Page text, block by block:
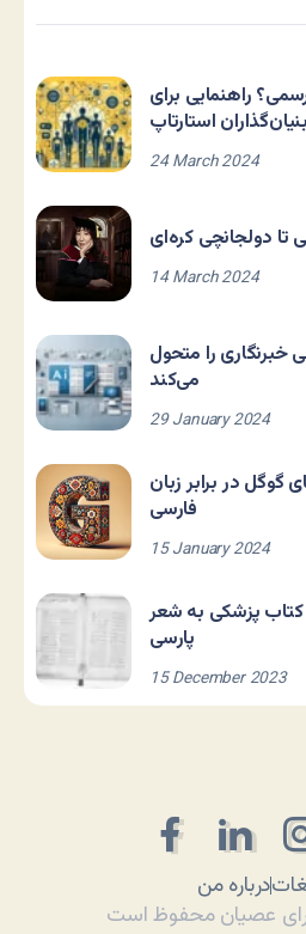
راهنمایی برای
بنیان‌گذاران استارتاپ
24 March 2024
تا دولجانچی کره‌ای
14 March 2024
را متحول
می‌کند
29 January 2024
در برابر زبان
فارسی
15 January 2024
پزشکی به شعر
پارسی
15 December 2023
درباره من